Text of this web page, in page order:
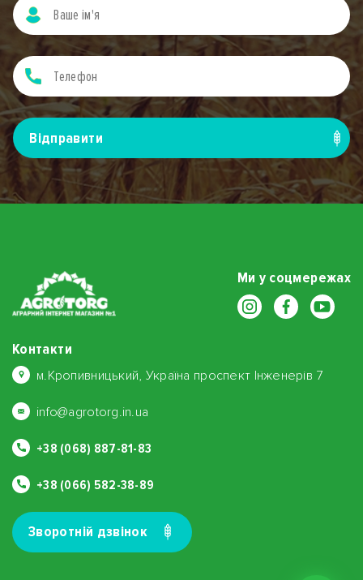
Вiдправити
Ми у соцмережах
Контакти
м.Кропивницький, Україна проспект Інженерів 7
info@agrotorg.in.ua
+38 (068) 887-81-83
+38 (066) 582-38-89
Зворотнiй дзвiнок